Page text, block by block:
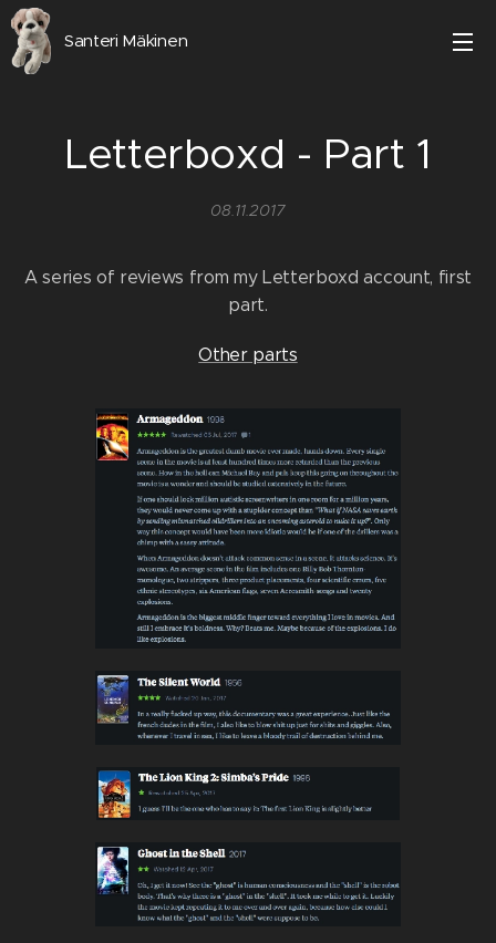
Santeri Mäkinen
Letterboxd - Part 1
08.11.2017
A series of reviews from my Letterboxd account, first
part.
Other parts